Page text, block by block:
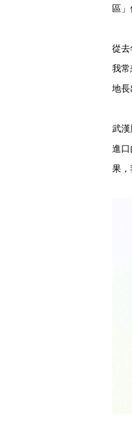
區」
從
我
地
武
進
果，